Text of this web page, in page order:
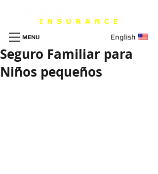
English
MENU
Seguro Familiar para
Niños pequeños